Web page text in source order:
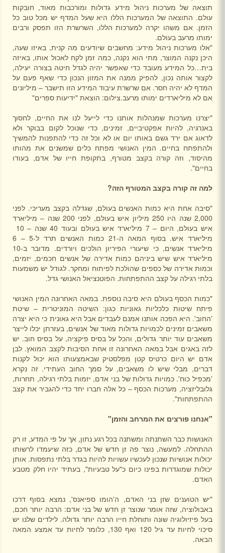
תוצאה של מערכות ניהול מידע גדולות ומורכבות מאוד, חובקות
עולם. התוצאה של המערכות הללו היא שעל המדף יש מכל טוב כל
הזמן. אם משהו יקרה למערכות הללו, השרשרת הזו תפסק ורבים
ימותו מרעב בעולם.
"אלו מערכות ניהול מידע: מחשבים שיודעים מה קנית, באיזו שעה,
היכן נקנה המוצר, מתי הוא נקנה, כמה זמן לקח לאכול אותו, באיזה
בית…כל המידע מעובד כדי שאפשר יהיה לגדל חיטה בצורה יעילה,
לקצור אותה נכון, להפיק ממנה את המזון הנכון כדי שאף פעם על
המדף לא יהיה חסר. אם שרשרת עיבוד המידע הזו תישבר – מיליונים
אם לא מיליארדים ימותו מרעב.צילום: הוצאת "ידיעות ספרים"
"יצרנו מערכות שמנהלות אותנו כדי לייעל לנו את החיים, לחסוך
באנרגיה, להיות אפקטיביים, זמינים, כדי שנוכל לקום בבוקר ולא
לדאוג אם ירד גשם באותו יום או לא וכל זה כדי להתפנות להמשיך
ולהתפתח בחיים. המין האנושי מפתח כלים שמשנים את מהותו
מהיסוד, וזה קורה בקצב מטורף, בתקופת חייו של אדם, בעודו
בחיים".
למה זה קורה בקצב המטורף הזה?
"סיבה אחת היא כמות האנשים בעולם, שגדלה בקצב מעריכי. לפני
2,000 שנה היו 250 מיליון איש בעולם, לפני 200 שנה – מיליארד
איש בעולם, היום – 7 מיליארד איש בעולם ובעוד 40 שנה – 10
מיליארד איש. בסוף המאה ה-21 כמות האנשים תרד ל-5 – 6
מיליארד אנשים, כי שיעורי הפיריון הולכים ויורדים. מדובר ב-10
מיליארד איש שיש ביניהם כמות אדירה של אנשים חכמים, יזמים,
וכמות אדירה של כספים שהולכת לפיתוח ומחקר. לגודל יש משמעות
בלתי רגילה על קצב ההתפתחות. הפוטנציאל האנושי גדל.
"כמות הכסף בעולם היא סיבה נוספת. במאה האחרונה המין האנושי
פיתח שיטות כלכליות גאוניות כגון: השיטה המוניטרית – שיטת
'החוב'. היא הפכה אותנו אמנם לעבדים אבל היא גאונית כי היא יצרה
משאבים זמינים לכמויות גדולות מאוד של אנשים, בעזרתן יכלו לייצר
משאבים עוד יותר גדולים, והכל על בסיס פיקציה, על בסיס חוב. יש
לזה באגים אבל במאה האחרונה זו אחת הסיבות לקצב המואץ. לבן
אדם יש היום כרטיס קטן מפלסטיק שבאמצעותו הוא יכול לקנות
דברים, מבלי שיש לו משאבים, על סמך החוב העתידי. זה נקרא
'מכפיל כוח'. כמויות גדולות של בני אדם, יזמות בלתי רגילה, תחרות,
גלובליזציה, מערכות הכסף – כל אלה חברו יחד כדי להגביר את קצב
ההתפתחות".
"אנחנו פורצים את המרחב והזמן"
האנושות כבר השתנתה ומשתנה בכל רגע נתון, אך על פי המדע, זו רק
ההתחלה. למעשה, נוצר פה זן חדש של אדם, כזה שיעמדו לרשותו
יכולות אנושיות שנכון לעכשיו עשויות להיות בגדר בלתי נתפסות. אותן
יכולות שמוגדרות בפינו כיום כ"על טבעיות", בעתיד יהיו חלק מטבע
האדם.
"יש הטוענים שזן בני האדם, ה'הומו ספיאנס', נמצא בסוף דרכו
באבולוציה, שזה אומר שנוצר זן חדש של בני אדם: הרבה יותר חכם,
בעל פיזיולוגיה שונה ותוחלת חייו הרבה יותר גדולה. לילדים שלנו יש
סיכוי לחיות עד גיל 120 ואף 130, כלומר לחיות עד אמצע המאה
הבאה.